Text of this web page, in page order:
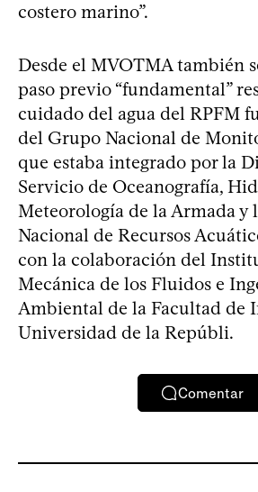
costero marino”.
Desde el MVOTMA también
paso previo “fundamental”
cuidado del agua del RPFM
del Grupo Nacional de
que estaba integrado por la
Servicio de Oceanografía,
Meteorología de la Armada y
Nacional de Recursos
con la colaboración del
Mecánica de los Fluidos e
Ambiental de la Facultad de
Universidad de la Repúbli.
Comentar